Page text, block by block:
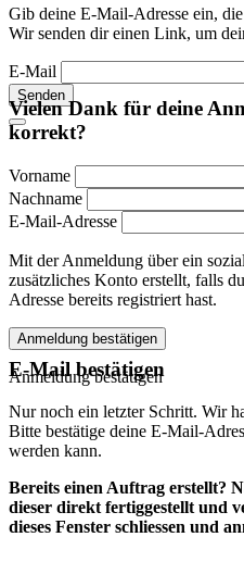
Gib deine E-Mail-Adresse ein,
Wir senden dir einen Link, um
E-Mail
Senden
Vielen Dank für deine
korrekt?
Vorname
Nachname
E-Mail-Adresse
Mit der Anmeldung über ein
zusätzliches Konto erstellt, falls
Adresse bereits registriert hast.
Anmeldung bestätigen
Anmeldung bestätigen
E-Mail bestätigen
Nur noch ein letzter Schritt. Wir
Bitte bestätige deine E-Mail-
werden kann.
Bereits einen Auftrag erstellt?
dieser direkt fertiggestellt und
dieses Fenster schliessen und